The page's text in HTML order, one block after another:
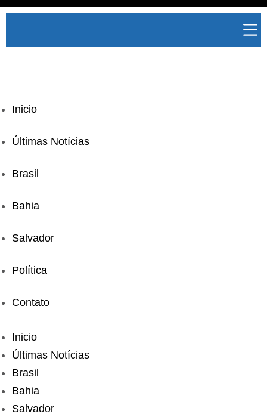
Inicio
Últimas Notícias
Brasil
Bahia
Salvador
Política
Contato
Inicio
Últimas Notícias
Brasil
Bahia
Salvador